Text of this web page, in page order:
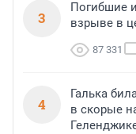
3
Погибшие
взрыве в
87 331
4
Галька
в скорые